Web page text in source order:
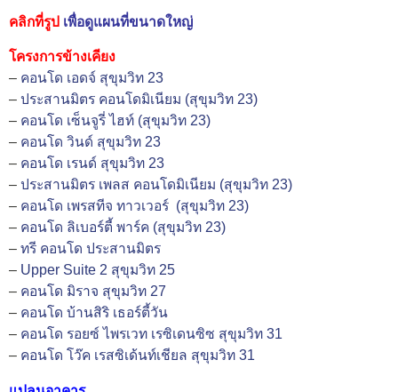
คลิกที่รูป เพื่อดูแผนที่ขนาดใหญ่
โครงการข้างเคียง
– คอนโด เอดจ์ สุขุมวิท 23
– ประสานมิตร คอนโดมิเนียม (สุขุมวิท 23)
– คอนโด เซ็นจูรี่ ไฮท์ (สุขุมวิท 23)
– คอนโด วินด์ สุขุมวิท 23
– คอนโด เรนด์ สุขุมวิท 23
– ประสานมิตร เพลส คอนโดมิเนียม (สุขุมวิท 23)
– คอนโด เพรสทีจ ทาวเวอร์ (สุขุมวิท 23)
– คอนโด ลิเบอร์ตี้ พาร์ค (สุขุมวิท 23)
– ทรี คอนโด ประสานมิตร
– Upper Suite 2 สุขุมวิท 25
– คอนโด มิราจ สุขุมวิท 27
– คอนโด บ้านสิริ เธอร์ตี้วัน
– คอนโด รอยซ์ ไพรเวท เรซิเดนซิซ สุขุมวิท 31
– คอนโด โว๊ค เรสซิเด้นท์เชียล สุขุมวิท 31